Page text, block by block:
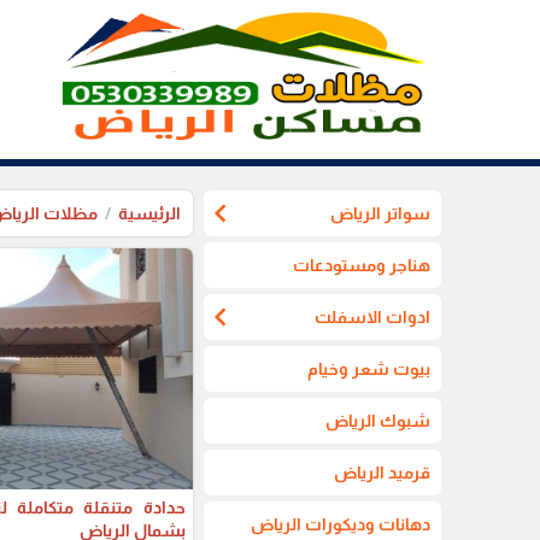
سواتر الرياض chevron_left
هناجر ومستودعات
ادوات الاسفلت chevron_left
بيوت شعر وخيام
شبوك الرياض
قرميد الرياض
دهانات وديكورات الرياض
الرئيسية مظلات
حدادة متنقلة متكاملة
بشمال الرياض